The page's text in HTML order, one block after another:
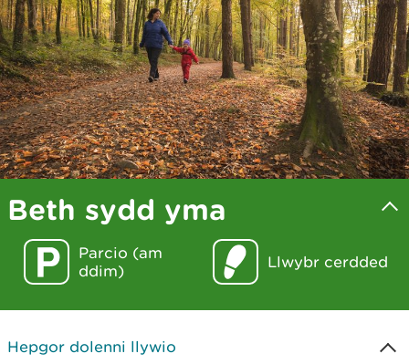
Beth sydd yma
Parcio (am
ddim)
Llwybr cerdded
Hepgor dolenni llywio